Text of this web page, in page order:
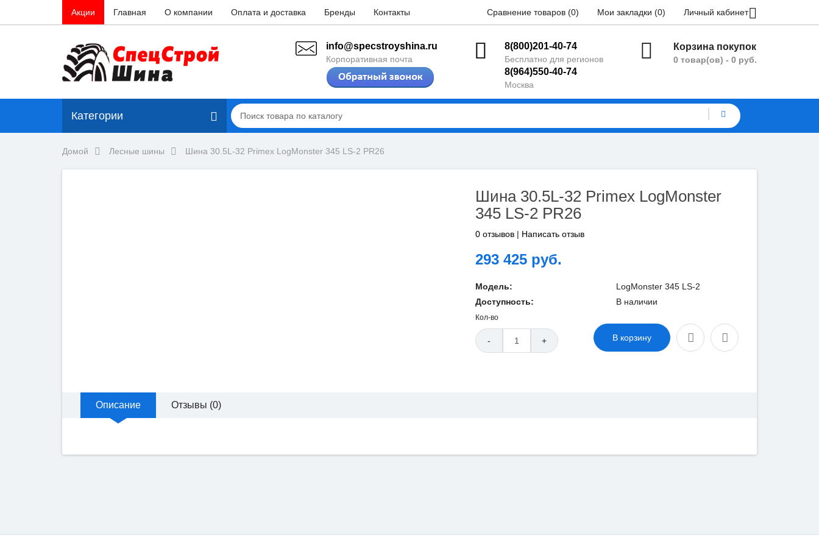
Акции Главная О компании Оплата и доставка Бренды Контакты Сравнение товаров (0) Мои закладки (0) Личный кабинет
Корзина покупок
0 товар(ов) - 0 руб.
8(800)201-40-74
Бесплатно для регионов
8(964)550-40-74
Москва
info@specstroyshina.ru
Корпоративная почта
Категории
Домой Лесные шины Шина 30.5L-32 Primex LogMonster 345 LS-2 PR26
Шина 30.5L-32 Primex LogMonster
345 LS-2 PR26
0 отзывов| Написать отзыв
293 425 руб.
Модель:
LogMonster 345 LS-2
Доступность:
В наличии
Кол-во
- + В корзину
Описание Отзывы (0)